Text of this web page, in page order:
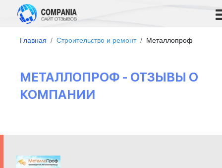
Главная Строительство и ремонт Металлопроф
МЕТАЛЛОПРОФ - ОТЗЫВЫ О
КОМПАНИИ